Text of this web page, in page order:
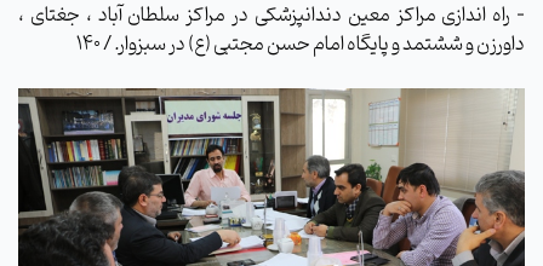
- راه اندازی مراکز معین دندانپزشکی در مراکز سلطان آباد ، جغتای ،
داورزن و ششتمد و پایگاه امام حسن مجتبی (ع) در سبزوار. / 140